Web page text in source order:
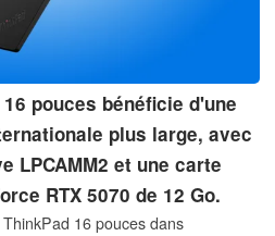
pouces bénéficie d'une
plus large, avec
LPCAMM2 et une carte
RTX 5070 de 12 Go.
16 pouces dans